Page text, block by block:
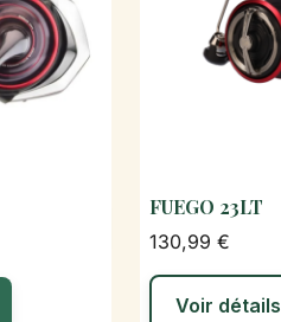
FUEGO 23LT
130,99 €
Voir détails